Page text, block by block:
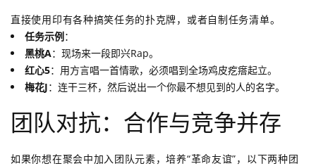
直接使用印有各种搞笑任务的扑克牌，或者自制任务清单。
任务示例：
黑桃A：现场来一段即兴Rap。
红心5：用方言唱一首情歌，必须唱到全场鸡皮疙瘩起立。
梅花J：连干三杯，然后说出一个你最不想见到的人的名字。
团队对抗：合作与竞争并存
如果你想在聚会中加入团队元素，培养“革命友谊”，以下两种团